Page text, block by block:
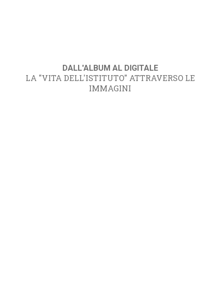
DALL'ALBUM AL DIGITALE
LA "VITA DELL'ISTITUTO" ATTRAVERSO LE
IMMAGINI